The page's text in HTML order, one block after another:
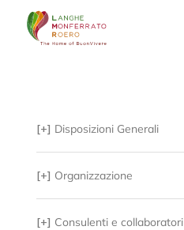
[+] Disposizioni Generali
[+] Organizzazione
[+] Consulenti e collaboratori